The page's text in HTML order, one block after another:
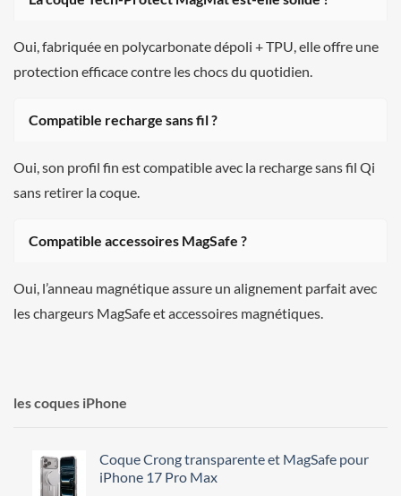
Oui, fabriquée en polycarbonate dépoli + TPU, elle offre une
protection efficace contre les chocs du quotidien.
Compatible recharge sans fil ?
Oui, son profil fin est compatible avec la recharge sans fil Qi
sans retirer la coque.
Compatible accessoires MagSafe ?
Oui, l’anneau magnétique assure un alignement parfait avec
les chargeurs MagSafe et accessoires magnétiques.
les coques iPhone
Coque Crong transparente et MagSafe pour
iPhone 17 Pro Max